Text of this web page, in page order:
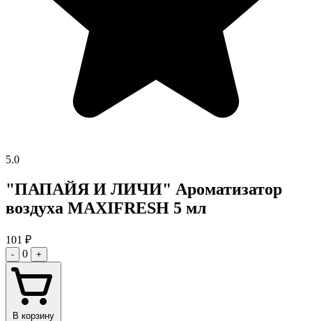
5.0
"ПАПАЙЯ И ЛИЧИ" Ароматизатор
воздуха MAXIFRESH 5 мл
101 ₽
- 0 +
В корзину